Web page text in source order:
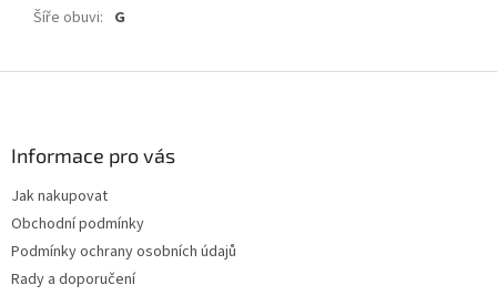
Šíře obuvi: G
Informace pro vás
Jak nakupovat
Obchodní podmínky
Podmínky ochrany osobních údajů
Rady a doporučení